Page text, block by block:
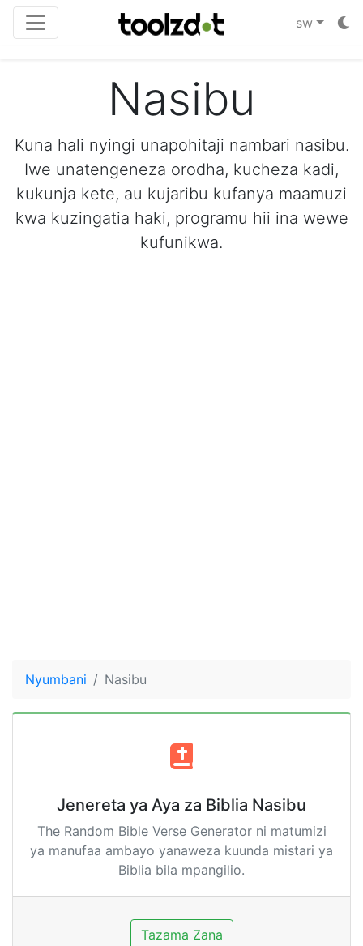
sw
Nasibu
Kuna hali nyingi unapohitaji nambari nasibu.
Iwe unatengeneza orodha, kucheza kadi,
kukunja kete, au kujaribu kufanya maamuzi
kwa kuzingatia haki, programu hii ina wewe
kufunikwa.
Nyumbani Nasibu
Jenereta ya Aya za Biblia Nasibu
The Random Bible Verse Generator ni matumizi
ya manufaa ambayo yanaweza kuunda mistari ya
Biblia bila mpangilio.
Tazama Zana